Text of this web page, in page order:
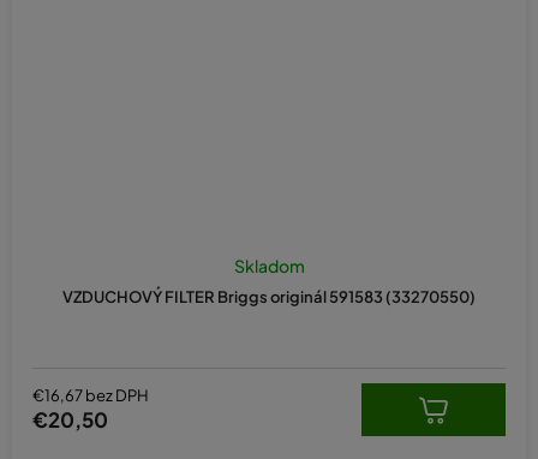
VZDUCHOVÝ FILTER Briggs originál 591583 (33270550)
Skladom
€16,67 bez DPH
€20,50